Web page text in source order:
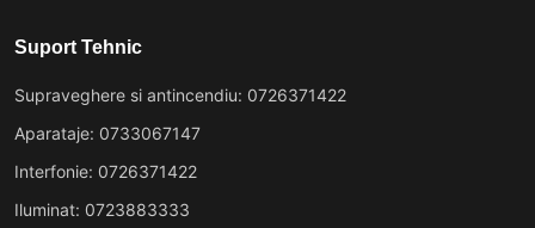
Suport Tehnic
Supraveghere si antincendiu: 0726371422
Aparataje: 0733067147
Interfonie: 0726371422
Iluminat: 0723883333